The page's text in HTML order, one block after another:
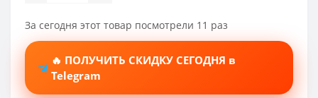
За сегодня этот товар посмотрели 11 раз
🔥 ПОЛУЧИТЬ СКИДКУ СЕГОДНЯ в
Telegram